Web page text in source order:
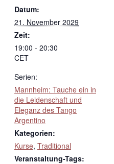
Datum:
21. November 2029
Zeit:
19:00 - 20:30
CET
Serien:
Mannheim: Tauche ein in
die Leidenschaft und
Eleganz des Tango
Argentino
Kategorien:
Kurse, Traditional
Veranstaltung-Tags: